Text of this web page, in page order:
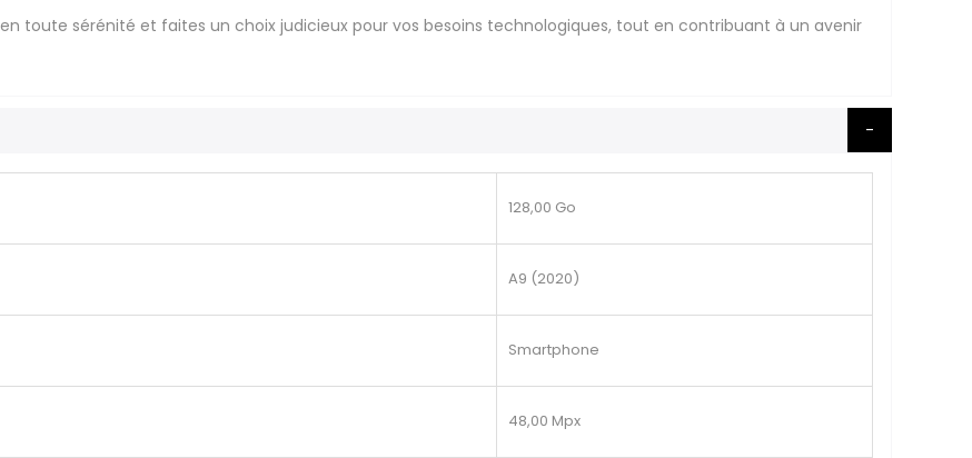
en toute sérénité et faites un choix judicieux pour vos besoins technologiques, tout en contribuant à un avenir
128,00 Go
A9 (2020)
Smartphone
48,00 Mpx